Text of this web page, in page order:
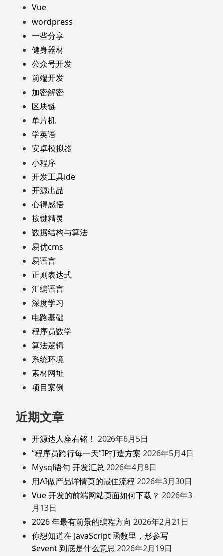
Vue
wordpress
一些分享
健身器材
公众号开发
前端开发
加密解密
区块链
单片机
学英语
安卓模拟器
小程序
开发工具ide
开源出品
心得感悟
按键精灵
数据结构与算法
易优cms
易语言
正则表达式
汇编语言
深度学习
电路基础
程序员数学
算法逻辑
系统环境
素材网址
项目案例
近期文章
开源达人座右铭！ 2026年6月5日
“程序员跨行每一天”IP打造方案 2026年5月4日
Mysql语句 开发汇总 2026年4月8日
用AI做产品详情页的最佳流程 2026年3月30日
Vue 开发的前端网站页面如何下载？ 2026年3
月13日
2026 年最有前景的编程方向 2026年2月21日
你想知道在 JavaScript 函数里，形参写
$event 到底是什么意思2026年2月19日